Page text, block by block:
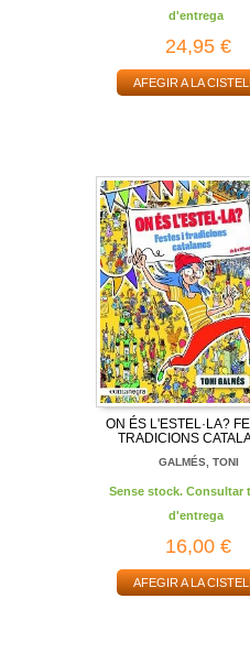
d'entrega
24,95 €
AFEGIR A LA
ON ÉS L'ESTEL·LA?
TRADICIONS
GALMÉS, TONI
Sense stock. Consultar
d'entrega
16,00 €
AFEGIR A LA